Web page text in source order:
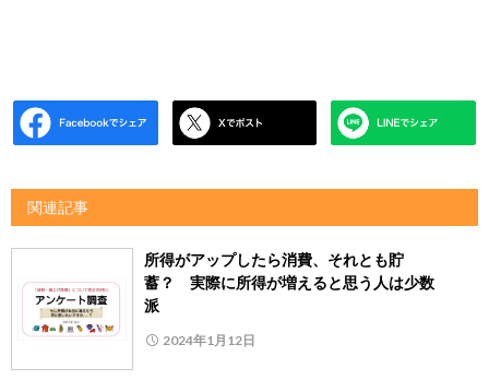
関連記事
所得がアップしたら消費、それとも貯
蓄？ 実際に所得が増えると思う人は少数
派
2024年1月12日